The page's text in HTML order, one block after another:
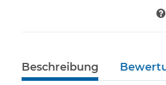
Beschreibung